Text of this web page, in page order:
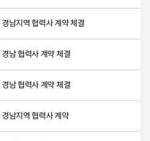
남지역 협력사 계약 체결
남 협력사 계약 체결
남 협력사 계약 체결
남지역 협력사 계약